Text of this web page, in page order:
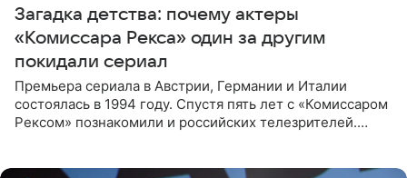
Загадка детства: почему актеры
«Комиссара Рекса» один за другим
покидали сериал
Премьера сериала в Австрии, Германии и Италии
состоялась в 1994 году. Спустя пять лет с «Комиссаром
Рексом» познакомили и российских телезрителей.